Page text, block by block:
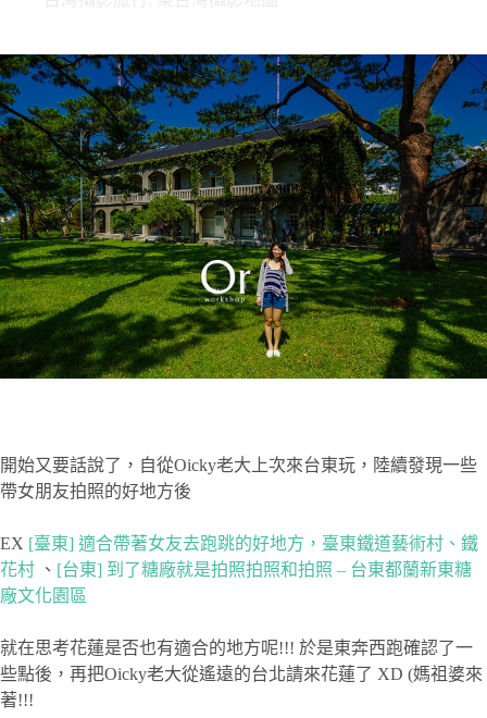
開始又要話說了，自從Oicky老大上次來台東玩，陸續發現一些
帶女朋友拍照的好地方後
EX [臺東] 適合帶著女友去跑跳的好地方，臺東鐵道藝術村、鐵
花村 、 [台東] 到了糖廠就是拍照拍照和拍照 – 台東都蘭新東糖
廠文化園區
就在思考花蓮是否也有適合的地方呢!!! 於是東奔西跑確認了一
些點後，再把Oicky老大從遙遠的台北請來花蓮了 XD (媽祖婆來
著!!!